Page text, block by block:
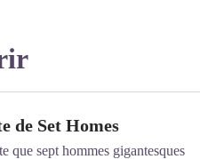
de Set Homes
que sept hommes gigantesques